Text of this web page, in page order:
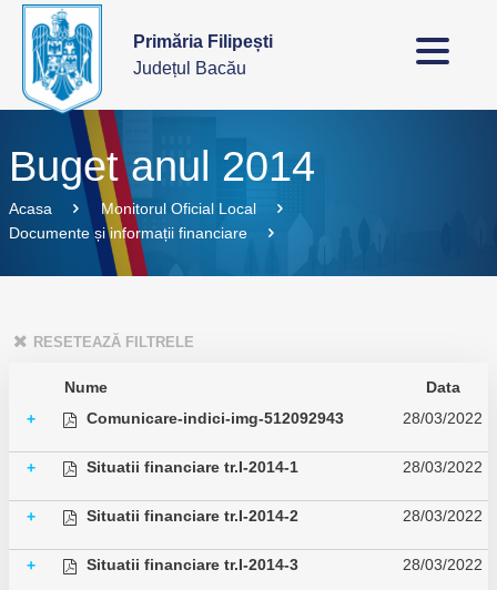
Primăria Filipești
Județul Bacău
Buget anul 2014
Acasa
Monitorul Oficial Local
Documente și informații financiare
RESETEAZĂ FILTRELE
Nume
Data
+
Comunicare-indici-img-512092943 28/03/2022
+ Situatii financiare tr.I-2014-1 28/03/2022
+ Situatii financiare tr.I-2014-2 28/03/2022
+ Situatii financiare tr.I-2014-3 28/03/2022